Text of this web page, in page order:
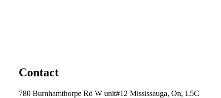
Contact
780 Burnhamthorpe Rd W unit#12 Mississauga, On, L5C